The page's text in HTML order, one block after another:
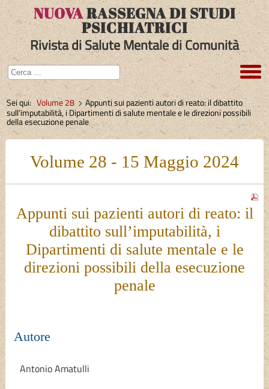
NUOVARASSEGNA DI STUDI
PSICHIATRICI
Rivista di Salute Mentale di Comunità
Sei qui:Volume 28
Appunti sui pazienti autori di reato: il dibattito
sull’imputabilità, i Dipartimenti di salute mentale e le direzioni possibili
della esecuzione penale
Volume 28 - 15 Maggio 2024
Appunti sui pazienti autori di reato: il
dibattito sull’imputabilità, i
Dipartimenti di salute mentale e le
direzioni possibili della esecuzione
penale
Autore
Antonio Amatulli